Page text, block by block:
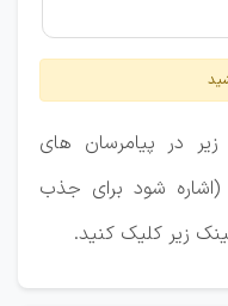
در پیامرسان های
(اشاره شود برای جذب
زیر کلیک کنید.